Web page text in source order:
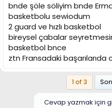
bnde şöle söliyim bnde
basketbolu sewiodum
2 guard ve hızlı basketbol
bireysel çabalar
basketbol bnce
ztn Fransadaki başarılarıda
1 of 3
Cevap yazmak için